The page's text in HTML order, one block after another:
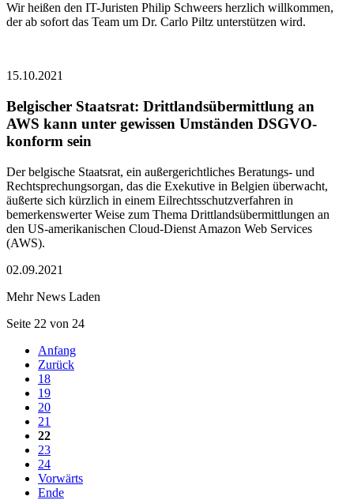
Wir heißen den IT-Juristen Philip Schweers herzlich willkommen,
der ab sofort das Team um Dr. Carlo Piltz unterstützen wird.
15.10.2021
Belgischer Staatsrat: Drittlandsübermittlung an
AWS kann unter gewissen Umständen DSGVO-
konform sein
Der belgische Staatsrat, ein außergerichtliches Beratungs- und
Rechtsprechungsorgan, das die Exekutive in Belgien überwacht,
äußerte sich kürzlich in einem Eilrechtsschutzverfahren in
bemerkenswerter Weise zum Thema Drittlandsübermittlungen an
den US-amerikanischen Cloud-Dienst Amazon Web Services
(AWS).
02.09.2021
Mehr News Laden
Seite 22 von 24
Anfang
Zurück
18
19
20
21
22
23
24
Vorwärts
Ende